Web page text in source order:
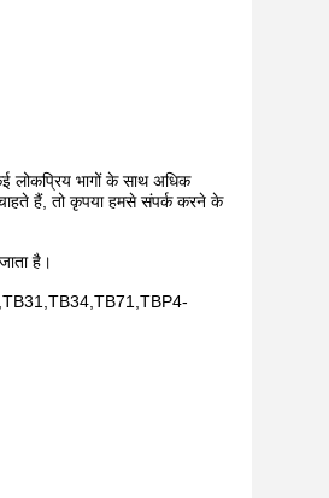
लोकप्रिय भागों के साथ अधिक
हैं, तो कृपया हमसे संपर्क करने के
है।